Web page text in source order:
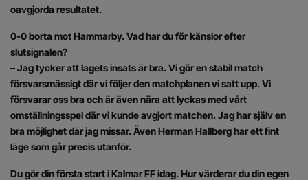
oavgjorda resultatet.
0-0 borta mot Hammarby. Vad har du för känslor efter
slutsignalen?
– Jag tycker att lagets insats är bra. Vi gör en stabil match
försvarsmässigt där vi följer den matchplanen vi satt upp. Vi
försvarar oss bra och är även nära att lyckas med vårt
omställningsspel där vi kunde avgjort matchen. Jag har själv en
bra möjlighet där jag missar. Även Herman Hallberg har ett fint
läge som går precis utanför.
Du gör din första start i Kalmar FF idag. Hur värderar du din egen